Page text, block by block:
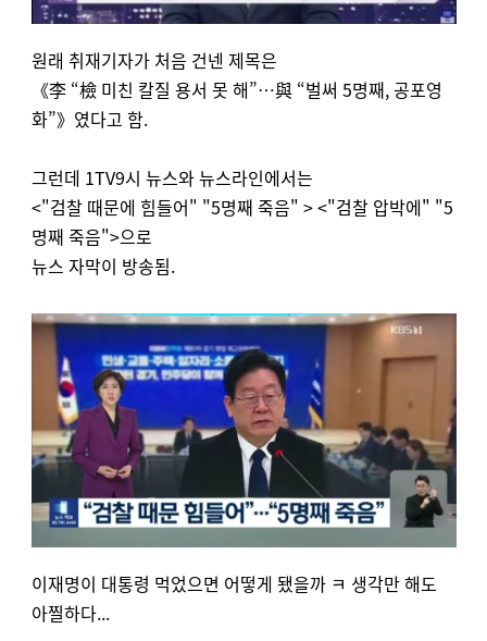
원래 취재기자가 처음 건넨 제목은
《李 “檢 미친 칼질 용서 못 해”…與 “벌써 5명째, 공포영
화”》였다고 함.
그런데 1TV9시 뉴스와 뉴스라인에서는
<"검찰 때문에 힘들어" "5명째 죽음" > <"검찰 압박에" "5
명째 죽음">으로
뉴스 자막이 방송됨.
이재명이 대통령 먹었으면 어떻게 됐을까 ㅋ 생각만 해도
아찔하다...